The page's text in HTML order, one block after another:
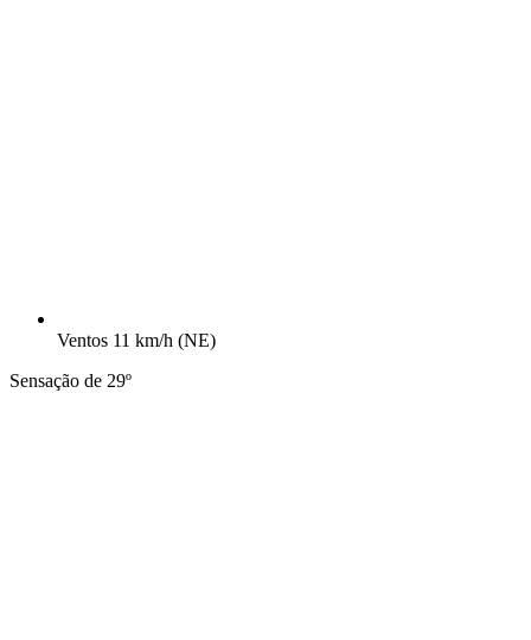
Ventos 11 km/h (NE)
Sensação de 29º